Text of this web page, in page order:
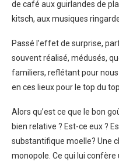
de café aux guirlandes de
kitsch, aux musiques
Passé l’effet de surprise,
souvent réalisé, médusés,
familiers, reflétant pour
en ces lieux pour le top du
Alors qu’est ce que le bon
bien relative ? Est-ce eux ?
substantifique moelle? Une
monopole. Ce qui lui